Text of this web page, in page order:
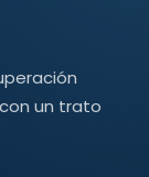
un trato